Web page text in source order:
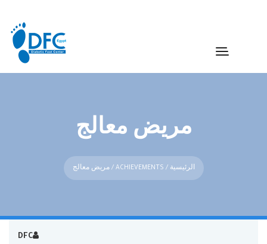
مريض معالج
الرئيسية /
ACHIEVEMENTS / مريض معالج
DFC